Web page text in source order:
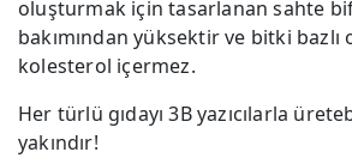
oluşturmak için tasarlanan sahte
bakımından yüksektir ve bitki
kolesterol içermez.
Her türlü gıdayı 3B yazıcılarla
yakındır!